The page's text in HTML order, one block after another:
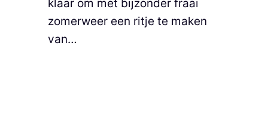
zomerweer een ritje te maken
van…